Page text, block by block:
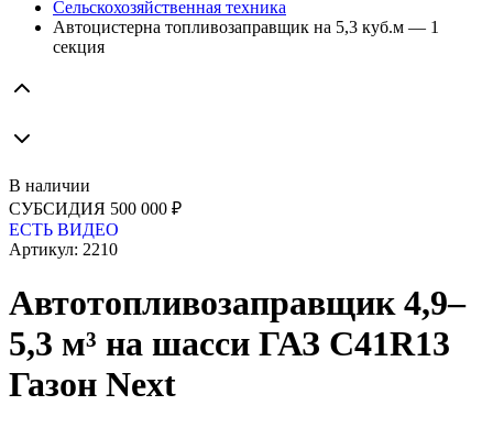
Сельскохозяйственная техника
Автоцистерна топливозаправщик на 5,3 куб.м — 1
секция
В наличии
СУБСИДИЯ 500 000 ₽
ЕСТЬ ВИДЕО
Артикул: 2210
Автотопливозаправщик 4,9–
5,3 м³ на шасси ГАЗ С41R13
Газон Next